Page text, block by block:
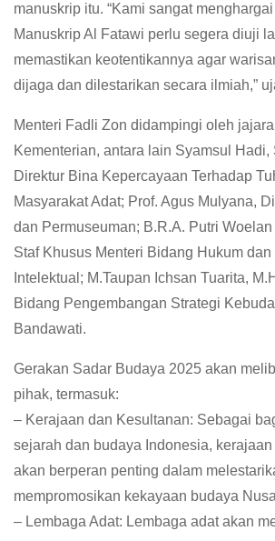
manuskrip itu. “Kami sangat
Manuskrip Al Fatawi perlu segera diuji
memastikan keotentikannya agar
dijaga dan dilestarikan secara ilmiah,”
Menteri Fadli Zon didampingi oleh
Kementerian, antara lain Syamsul Hadi,
Direktur Bina Kepercayaan Terhadap
Masyarakat Adat; Prof. Agus Mulyana,
dan Permuseuman; B.R.A. Putri
Staf Khusus Menteri Bidang Hukum
Intelektual; M.Taupan Ichsan Tuarita,
Bidang Pengembangan Strategi
Bandawati.
Gerakan Sadar Budaya 2025 akan
pihak, termasuk:
– Kerajaan dan Kesultanan: Sebagai
sejarah dan budaya Indonesia,
akan berperan penting dalam
mempromosikan kekayaan budaya
– Lembaga Adat: Lembaga adat akan